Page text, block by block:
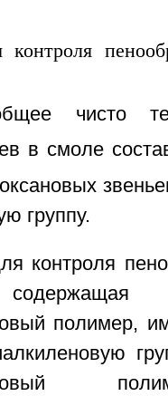
чисто
в смоле
группу.
контроля
полимер,